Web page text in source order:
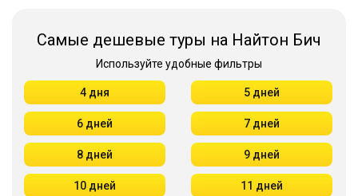
Самые дешевые туры на Найтон Бич
Используйте удобные фильтры
4 дня 5 дней
6 дней 7 дней
8 дней 9 дней
10 дней 11 дней